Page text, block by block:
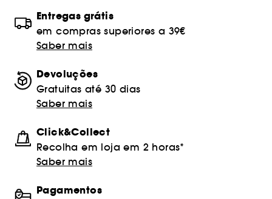
Entregas grátis
em compras superiores a 39€
Saber mais
Devoluções
Gratuitas até 30 dias
Saber mais
Click&Collect
Recolha em loja em 2 horas*
Saber mais
Pagamentos